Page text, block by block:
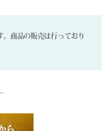
商品の販売は行っており